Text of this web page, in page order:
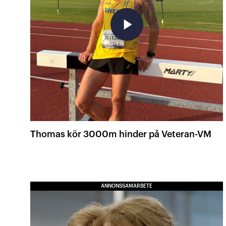
play_arrow
Thomas kör 3000m hinder på Veteran-VM
ANNONSSAMARBETE